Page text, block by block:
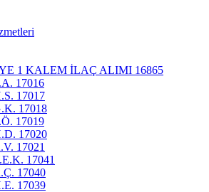
1 KALEM İLAÇ ALIMI 16865
17016
17017
17018
17019
17020
17021
17041
17040
17039